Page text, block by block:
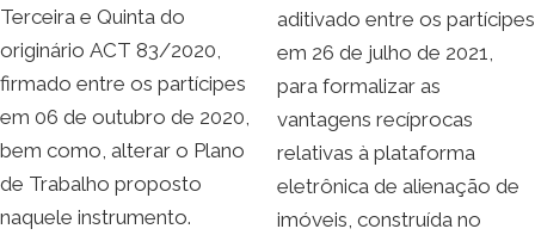
Terceira e Quinta do
originário ACT 83/2020,
firmado entre os partícipes
em 06 de outubro de 2020,
bem como, alterar o Plano
de Trabalho proposto
naquele instrumento.
aditivado entre os partícipes
em 26 de julho de 2021,
para formalizar as
vantagens recíprocas
relativas à plataforma
eletrônica de alienação de
imóveis, construída no